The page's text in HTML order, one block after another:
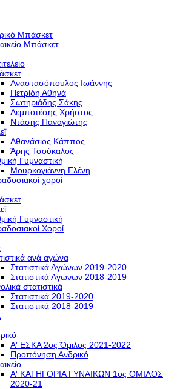
Μπάσκετ
Μπάσκετ
Αναστασόπουλος Ιωάννης
Πετρίδη Αθηνά
Σωτηριάδης Σάκης
Λεμποτέσης Χρήστος
Ντάσης Παναγιώτης
Αθανάσιος Κάππος
Άρης Τσούκαλος
Γυμναστική
Μουρκογιάννη Ελένη
χοροί
Γυμναστική
Χοροί
ανά αγώνα
Στατιστικά Αγώνων 2019-2020
Στατιστικά Αγώνων 2018-2019
στατιστικά
Στατιστικά 2019-2020
Στατιστικά 2018-2019
Α' ΕΣΚΑ 2ος Όμιλος 2021-2022
Προπόνηση Ανδρικό
Α' ΚΑΤΗΓΟΡΙΑ ΓΥΝΑΙΚΩΝ 1ος ΟΜΙΛΟΣ
2020-21